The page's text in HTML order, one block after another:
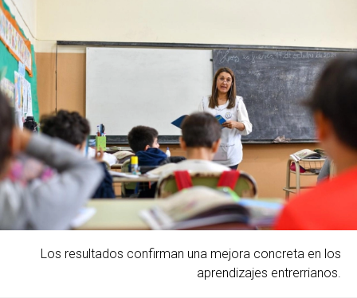
Los resultados confirman una mejora concreta en los
aprendizajes entrerrianos.